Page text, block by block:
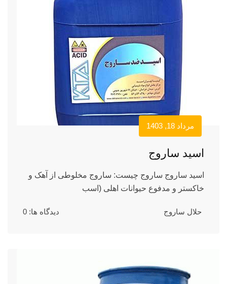
مرداد 18, 1403
اسید ساروج
اسید ساروج ساروج چیست: ساروج مخلوطی از آهک و
خاکستر و مدفوع حیوانات اهلی (اسب
حلال ساروج دیدگاه ها: 0